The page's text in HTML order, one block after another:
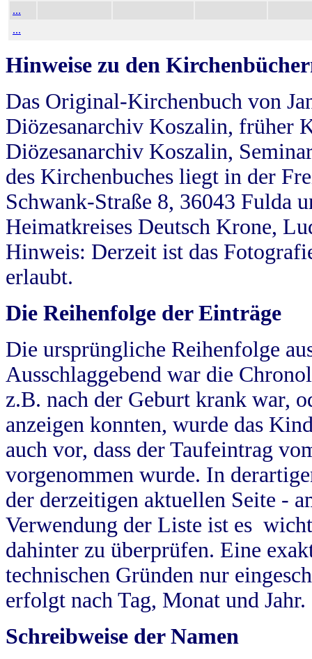
...
...
Hinweise zu den
Das Original-Kirchenbuch von
Diözesanarchiv Koszalin, früher
Diözesanarchiv Koszalin,
des Kirchenbuches liegt in der
Schwank-Straße 8, 36043 Fulda
Heimatkreises Deutsch Krone,
Hinweis: Derzeit ist das
erlaubt.
Die Reihenfolge der Einträge
Die ursprüngliche Reihenfolge
Ausschlaggebend war die
z.B. nach der Geburt krank war,
anzeigen konnten, wurde das
auch vor, dass der Taufeintrag
vorgenommen wurde. In
der derzeitigen aktuellen Seite -
Verwendung der Liste ist es
dahinter zu überprüfen. Eine
technischen Gründen nur
erfolgt nach Tag, Monat und Jahr.
Schreibweise der Namen